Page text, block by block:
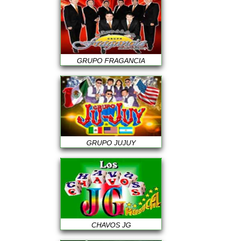
GRUPO FRAGANCIA
GRUPO JUJUY
CHAVOS JG